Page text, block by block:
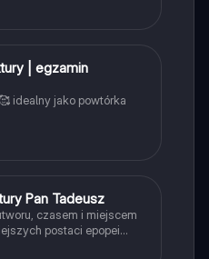
| egzamin
idealny jako powtórka
Pan Tadeusz
czasem i miejscem
postaci epopei